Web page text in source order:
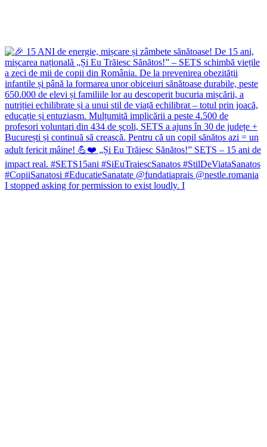
I stopped asking for permission to exist loudly. I